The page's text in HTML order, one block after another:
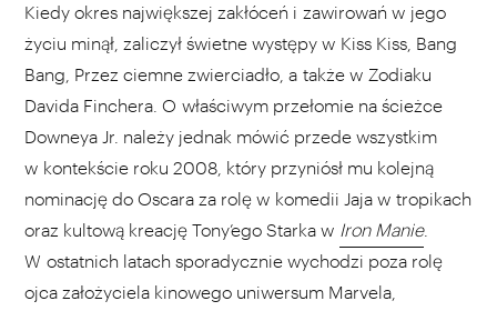
Kiedy okres największej zakłóceń i zawirowań w jego
życiu minął, zaliczył świetne występy w Kiss Kiss, Bang
Bang, Przez ciemne zwierciadło, a także w Zodiaku
Davida Finchera. O właściwym przełomie na ścieżce
Downeya Jr. należy jednak mówić przede wszystkim
w kontekście roku 2008, który przyniósł mu kolejną
nominację do Oscara za rolę w komedii Jaja w tropikach
oraz kultową kreację Tony’ego Starka w Iron Manie.
W ostatnich latach sporadycznie wychodzi poza rolę
ojca założyciela kinowego uniwersum Marvela,